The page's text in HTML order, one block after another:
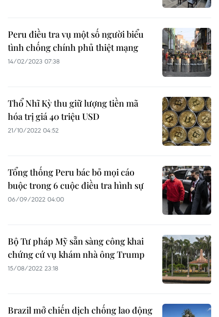
Peru điều tra vụ một số người biểu
tình chống chính phủ thiệt mạng
14/02/2023 07:38
Thổ Nhĩ Kỳ thu giữ lượng tiền mã
hóa trị giá 40 triệu USD
21/10/2022 04:52
Tổng thống Peru bác bỏ mọi cáo
buộc trong 6 cuộc điều tra hình sự
06/09/2022 04:00
Bộ Tư pháp Mỹ sẵn sàng công khai
chứng cứ vụ khám nhà ông Trump
15/08/2022 23:18
Brazil mở chiến dịch chống lao động